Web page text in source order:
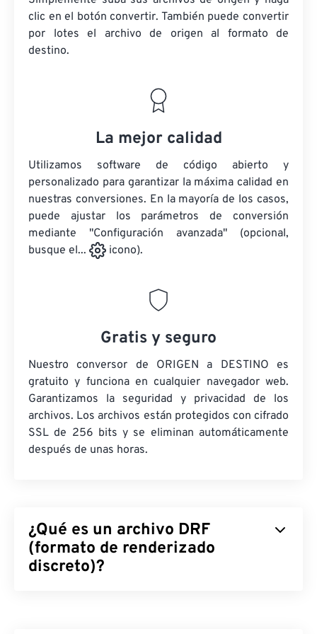
clic en el botón convertir. También puede convertir
por lotes el archivo de origen al formato de
destino.
La mejor calidad
Utilizamos software de código abierto y
personalizado para garantizar la máxima calidad en
nuestras conversiones. En la mayoría de los casos,
puede ajustar los parámetros de conversión
mediante "Configuración avanzada" (opcional,
busque el...
icono).
Gratis y seguro
Nuestro conversor de ORIGEN a DESTINO es
gratuito y funciona en cualquier navegador web.
Garantizamos la seguridad y privacidad de los
archivos. Los archivos están protegidos con cifrado
SSL de 256 bits y se eliminan automáticamente
después de unas horas.
¿Qué es un archivo DRF
(formato de renderizado
discreto)?